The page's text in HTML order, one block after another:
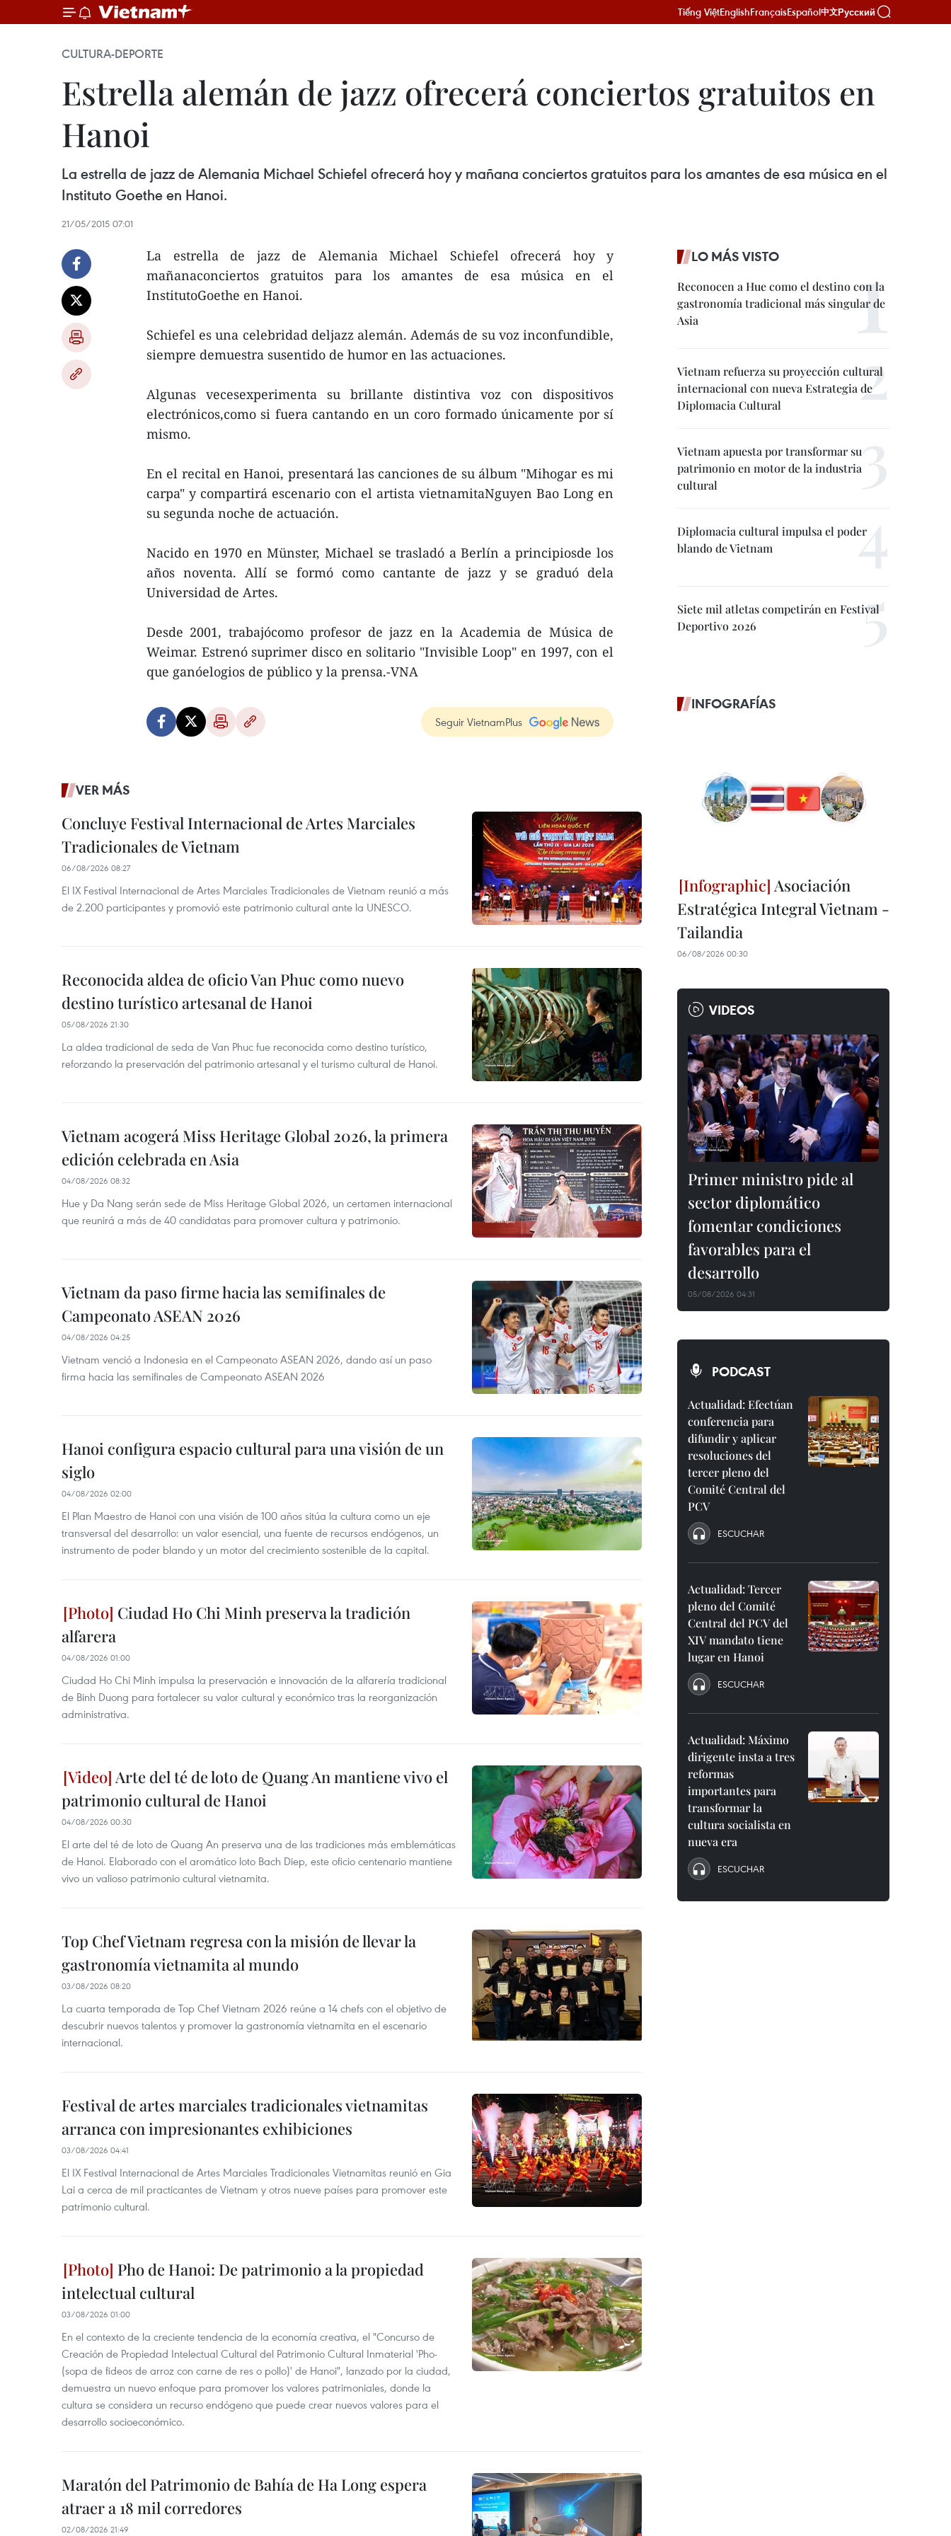
Tiếng ViệtEnglishFrançaisEspañol中文Русский
CULTURA-DEPORTE
Estrella alemán de jazz ofrecerá conciertos gratuitos en
Hanoi
La estrella de jazz de Alemania Michael Schiefel ofrecerá hoy y mañana conciertos gratuitos para los amantes de esa música en el
Instituto Goethe en Hanoi.
21/05/2015 07:01
La estrella de jazz de Alemania Michael Schiefel ofrecerá hoy y
mañanaconciertos gratuitos para los amantes de esa música en el
InstitutoGoethe en Hanoi.
Schiefel es una celebridad deljazz alemán. Además de su voz inconfundible,
siempre demuestra susentido de humor en las actuaciones.
Algunas vecesexperimenta su brillante distintiva voz con dispositivos
electrónicos,como si fuera cantando en un coro formado únicamente por sí
mismo.
En el recital en Hanoi, presentará las canciones de su álbum "Mihogar es mi
carpa" y compartirá escenario con el artista vietnamitaNguyen Bao Long en
su segunda noche de actuación.
Nacido en 1970 en Münster, Michael se trasladó a Berlín a principiosde los
años noventa. Allí se formó como cantante de jazz y se graduó dela
Universidad de Artes.
Desde 2001, trabajócomo profesor de jazz en la Academia de Música de
Weimar. Estrenó suprimer disco en solitario "Invisible Loop" en 1997, con el
que ganóelogios de público y la prensa.-VNA
Seguir VietnamPlus
VER MÁS
Concluye Festival Internacional de Artes Marciales
Tradicionales de Vietnam
06/08/2026 08:27
El IX Festival Internacional de Artes Marciales Tradicionales de Vietnam reunió a más
de 2.200 participantes y promovió este patrimonio cultural ante la UNESCO.
Reconocida aldea de oficio Van Phuc como nuevo
destino turístico artesanal de Hanoi
05/08/2026 21:30
La aldea tradicional de seda de Van Phuc fue reconocida como destino turístico,
reforzando la preservación del patrimonio artesanal y el turismo cultural de Hanoi.
Vietnam acogerá Miss Heritage Global 2026, la primera
edición celebrada en Asia
04/08/2026 08:32
Hue y Da Nang serán sede de Miss Heritage Global 2026, un certamen internacional
que reunirá a más de 40 candidatas para promover cultura y patrimonio.
Vietnam da paso firme hacia las semifinales de
Campeonato ASEAN 2026
04/08/2026 04:25
Vietnam venció a Indonesia en el Campeonato ASEAN 2026, dando así un paso
firma hacia las semifinales de Campeonato ASEAN 2026
Hanoi configura espacio cultural para una visión de un
siglo
04/08/2026 02:00
El Plan Maestro de Hanoi con una visión de 100 años sitúa la cultura como un eje
transversal del desarrollo: un valor esencial, una fuente de recursos endógenos, un
instrumento de poder blando y un motor del crecimiento sostenible de la capital.
Ciudad Ho Chi Minh preserva la tradición
alfarera
04/08/2026 01:00
Ciudad Ho Chi Minh impulsa la preservación e innovación de la alfarería tradicional
de Binh Duong para fortalecer su valor cultural y económico tras la reorganización
administrativa.
Arte del té de loto de Quang An mantiene vivo el
patrimonio cultural de Hanoi
04/08/2026 00:30
El arte del té de loto de Quang An preserva una de las tradiciones más emblemáticas
de Hanoi. Elaborado con el aromático loto Bach Diep, este oficio centenario mantiene
vivo un valioso patrimonio cultural vietnamita.
Top Chef Vietnam regresa con la misión de llevar la
gastronomía vietnamita al mundo
03/08/2026 08:20
La cuarta temporada de Top Chef Vietnam 2026 reúne a 14 chefs con el objetivo de
descubrir nuevos talentos y promover la gastronomía vietnamita en el escenario
internacional.
Festival de artes marciales tradicionales vietnamitas
arranca con impresionantes exhibiciones
03/08/2026 04:41
El IX Festival Internacional de Artes Marciales Tradicionales Vietnamitas reunió en Gia
Lai a cerca de mil practicantes de Vietnam y otros nueve países para promover este
patrimonio cultural.
Pho de Hanoi: De patrimonio a la propiedad
intelectual cultural
03/08/2026 01:00
En el contexto de la creciente tendencia de la economía creativa, el "Concurso de
Creación de Propiedad Intelectual Cultural del Patrimonio Cultural Inmaterial 'Pho-
(sopa de fideos de arroz con carne de res o pollo)' de Hanoi", lanzado por la ciudad,
demuestra un nuevo enfoque para promover los valores patrimoniales, donde la
cultura se considera un recurso endógeno que puede crear nuevos valores para el
desarrollo socioeconómico.
Maratón del Patrimonio de Bahía de Ha Long espera
atraer a 18 mil corredores
02/08/2026 21:49
LO MÁS VISTO
Reconocen a Hue como el destino con la
gastronomía tradicional más singular de
Asia
Vietnam refuerza su proyección cultural
internacional con nueva Estrategia de
Diplomacia Cultural
Vietnam apuesta por transformar su
patrimonio en motor de la industria
cultural
Diplomacia cultural impulsa el poder
blando de Vietnam
Siete mil atletas competirán en Festival
Deportivo 2026
INFOGRAFÍAS
Asociación
Estratégica Integral Vietnam -
Tailandia
06/08/2026 00:30
VIDEOS
Primer ministro pide al
sector diplomático
fomentar condiciones
favorables para el
desarrollo
05/08/2026 04:31
PODCAST
Actualidad: Efectúan
conferencia para
difundir y aplicar
resoluciones del
tercer pleno del
Comité Central del
PCV
ESCUCHAR
Actualidad: Tercer
pleno del Comité
Central del PCV del
XIV mandato tiene
lugar en Hanoi
ESCUCHAR
Actualidad: Máximo
dirigente insta a tres
reformas
importantes para
transformar la
cultura socialista en
nueva era
ESCUCHAR